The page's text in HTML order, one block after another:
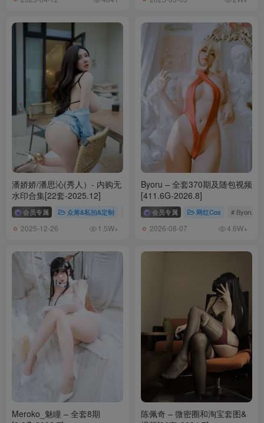
潘娇娇/潘思沁(秀人）- 内购无
水印合集[22套-2025.12]
会员专属 众筹&私拍&定制 # 潘娇娇
2025-12-26 1.5W+
Byoru – 全套370期及随包视频
[411.6G-2026.8]
会员专属 网红Cos # Byoru
2026-08-07 4.6W+
Meroko_魅瞳 – 全套8期
陈佩奇 – 微密圈和淘宝套图&